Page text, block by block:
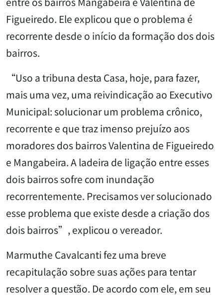
Figueiredo. Ele explicou que o problema é
recorrente desde o início da formação dos dois
bairros.
“Uso a tribuna desta Casa, hoje, para fazer,
mais uma vez, uma reivindicação ao Executivo
Municipal: solucionar um problema crônico,
recorrente e que traz imenso prejuízo aos
moradores dos bairros Valentina de Figueiredo
e Mangabeira. A ladeira de ligação entre esses
dois bairros sofre com inundação
recorrentemente. Precisamos ver solucionado
esse problema que existe desde a criação dos
dois bairros”, explicou o vereador.
Marmuthe Cavalcanti fez uma breve
recapitulação sobre suas ações para tentar
resolver a questão. De acordo com ele, em seu